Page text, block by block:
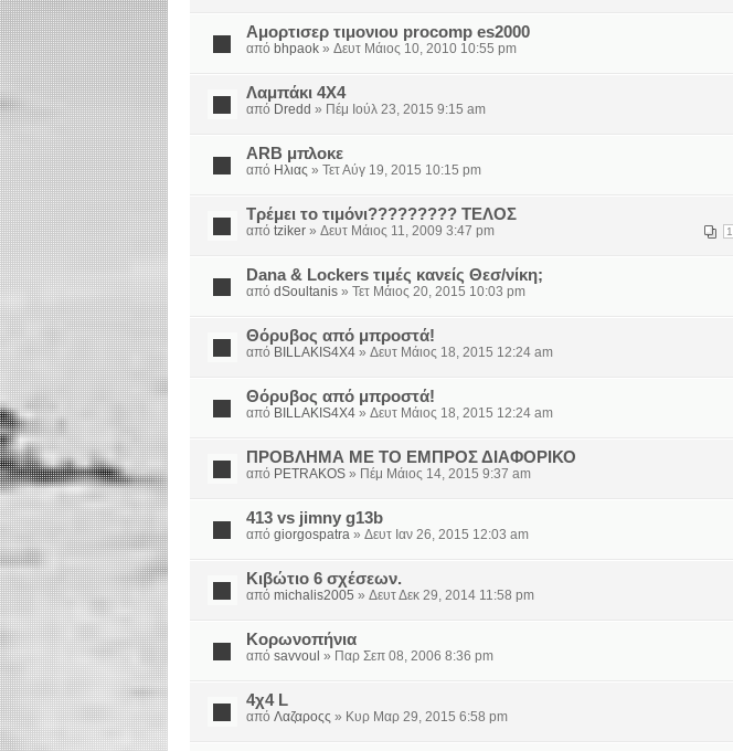
Αμορτισερ τιμονιου procomp es2000
από bhpaok » Δευτ Μάιος 10, 2010 10:55 pm
Λαμπάκι 4Χ4
από Dredd » Πέμ Ιούλ 23, 2015 9:15 am
ARB μπλοκε
από Ηλιας » Τετ Αύγ 19, 2015 10:15 pm
Τρέμει το τιμόνι????????? ΤΕΛΟΣ
1
από tziker » Δευτ Μάιος 11, 2009 3:47 pm
Dana & Lockers τιμές κανείς Θεσ/νίκη;
από dSoultanis » Τετ Μάιος 20, 2015 10:03 pm
Θόρυβος από μπροστά!
από BILLAKIS4X4 » Δευτ Μάιος 18, 2015 12:24 am
Θόρυβος από μπροστά!
από BILLAKIS4X4 » Δευτ Μάιος 18, 2015 12:24 am
ΠΡΟΒΛΗΜΑ ΜΕ ΤΟ ΕΜΠΡΟΣ ΔΙΑΦΟΡΙΚΟ
από PETRAKOS » Πέμ Μάιος 14, 2015 9:37 am
413 vs jimny g13b
από giorgospatra » Δευτ Ιαν 26, 2015 12:03 am
Κιβώτιο 6 σχέσεων.
από michalis2005 » Δευτ Δεκ 29, 2014 11:58 pm
Κορωνοπήνια
από savvoul » Παρ Σεπ 08, 2006 8:36 pm
4χ4 L
από Λαζαροςς » Κυρ Μαρ 29, 2015 6:58 pm